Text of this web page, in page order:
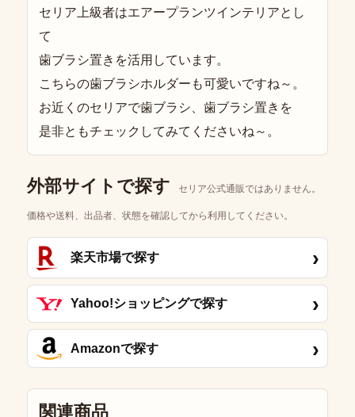
セリア上級者はエアープランツインテリアとし
て
歯ブラシ置きを活用しています。
こちらの歯ブラシホルダーも可愛いですね～。
お近くのセリアで歯ブラシ、歯ブラシ置きを
是非ともチェックしてみてくださいね～。
外部サイトで探す セリア公式通販ではありません。
価格や送料、出品者、状態を確認してから利用してください。
楽天市場で探す ›
Yahoo!ショッピングで探す ›
Amazonで探す ›
関連商品